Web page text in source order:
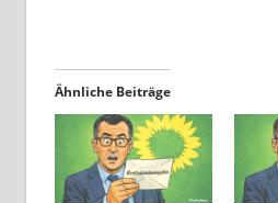
Ähnliche Beiträge